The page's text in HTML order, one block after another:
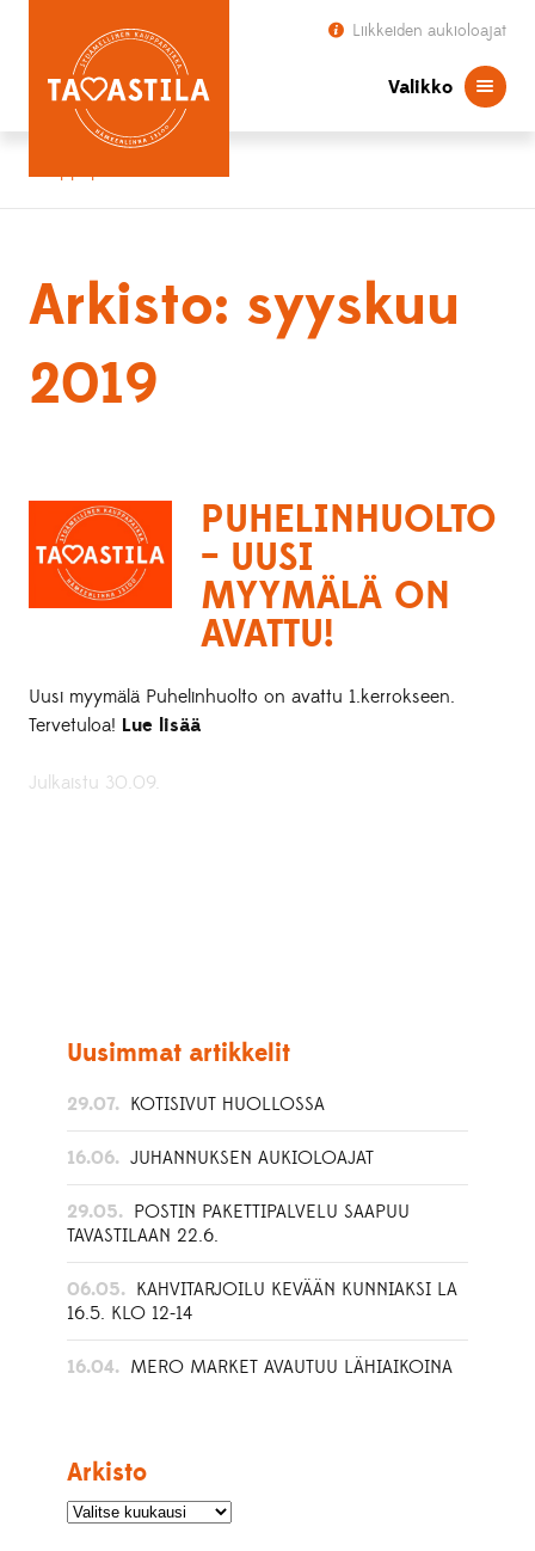
Liikkeiden aukioloajat
Valikko
Arkisto: syyskuu
2019
PUHELINHUOLTO
– UUSI
MYYMÄLÄ ON
AVATTU!
Uusi myymälä Puhelinhuolto on avattu 1.kerrokseen.
Tervetuloa! Lue lisää
Julkaistu 30.09.
Uusimmat artikkelit
29.07. KOTISIVUT HUOLLOSSA
16.06. JUHANNUKSEN AUKIOLOAJAT
29.05. POSTIN PAKETTIPALVELU SAAPUU
TAVASTILAAN 22.6.
06.05. KAHVITARJOILU KEVÄÄN KUNNIAKSI LA
16.5. KLO 12-14
16.04. MERO MARKET AVAUTUU LÄHIAIKOINA
Arkisto